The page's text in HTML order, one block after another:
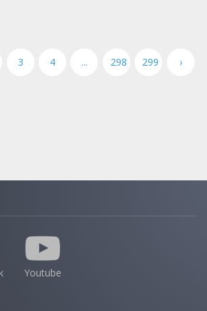
3 4 ... 298 299 ›
Youtube